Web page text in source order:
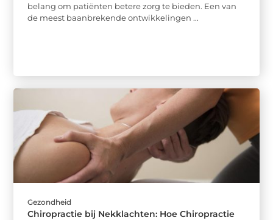
belang om patiënten betere zorg te bieden. Een van
de meest baanbrekende ontwikkelingen ...
Gezondheid
Chiropractie bij Nekklachten: Hoe Chiropractie